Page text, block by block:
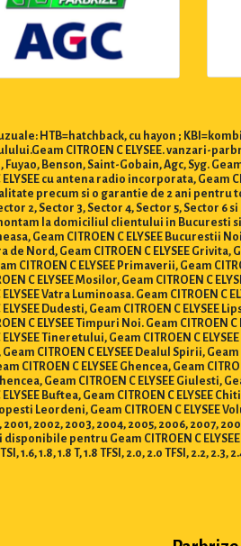
HTB=hatchback, cu hayon ;
CITROEN C ELYSEE. vanzari-
Benson, Saint-Gobain, Agc, Syg. Geam
ELYSEE cu antena radio incorporata,
precum si o garantie de 2 ani pentru
2, Sector 3, Sector 4, Sector 5, Sector 6 si
la domiciliul clientului in Bucuresti si
Geam CITROEN C ELYSEE Bucurestii
de Nord, Geam CITROEN C ELYSEE Grivita,
CITROEN C ELYSEE Primaverii, Geam
C ELYSEE Mosilor, Geam CITROEN C
ELYSEE Vatra Luminoasa. Geam CITROEN C
ELYSEE Dudesti, Geam CITROEN C ELYSEE
C ELYSEE Timpuri Noi. Geam CITROEN
ELYSEE Tineretului, Geam CITROEN C
CITROEN C ELYSEE Dealul Spirii, Geam
CITROEN C ELYSEE Ghencea, Geam
Geam CITROEN C ELYSEE Giulesti,
ELYSEE Buftea, Geam CITROEN C ELYSEE
Leordeni, Geam CITROEN C ELYSEE
2001, 2002, 2003, 2004, 2005, 2006, 2007,
pentru Geam CITROEN C ELYSEE :
TSI, 1.6, 1.8, 1.8 T, 1.8 TFSI, 2.0, 2.0 TFSI, 2.2,